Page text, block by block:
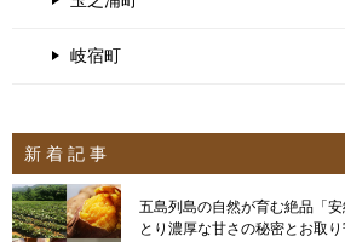
岐宿町
新 着 記 事
五島列島の自然が育む絶品「
とり濃厚な甘さの秘密とお取